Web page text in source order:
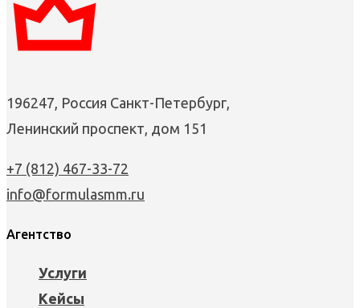
196247, Россия Санкт-Петербург,
Ленинский проспект, дом 151
+7 (812) 467-33-72
info@formulasmm.ru
Агентство
Услуги
Кейсы